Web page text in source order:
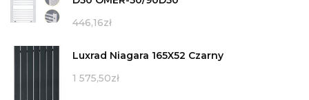
446,16zł
Luxrad Niagara 165X52 Czarny
1 575,50zł